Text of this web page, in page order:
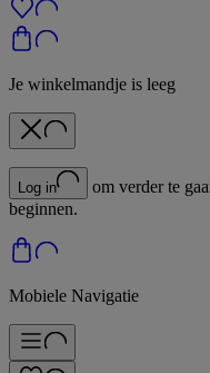
Je winkelmandje is leeg
Log in
om verder te
beginnen.
Mobiele Navigatie